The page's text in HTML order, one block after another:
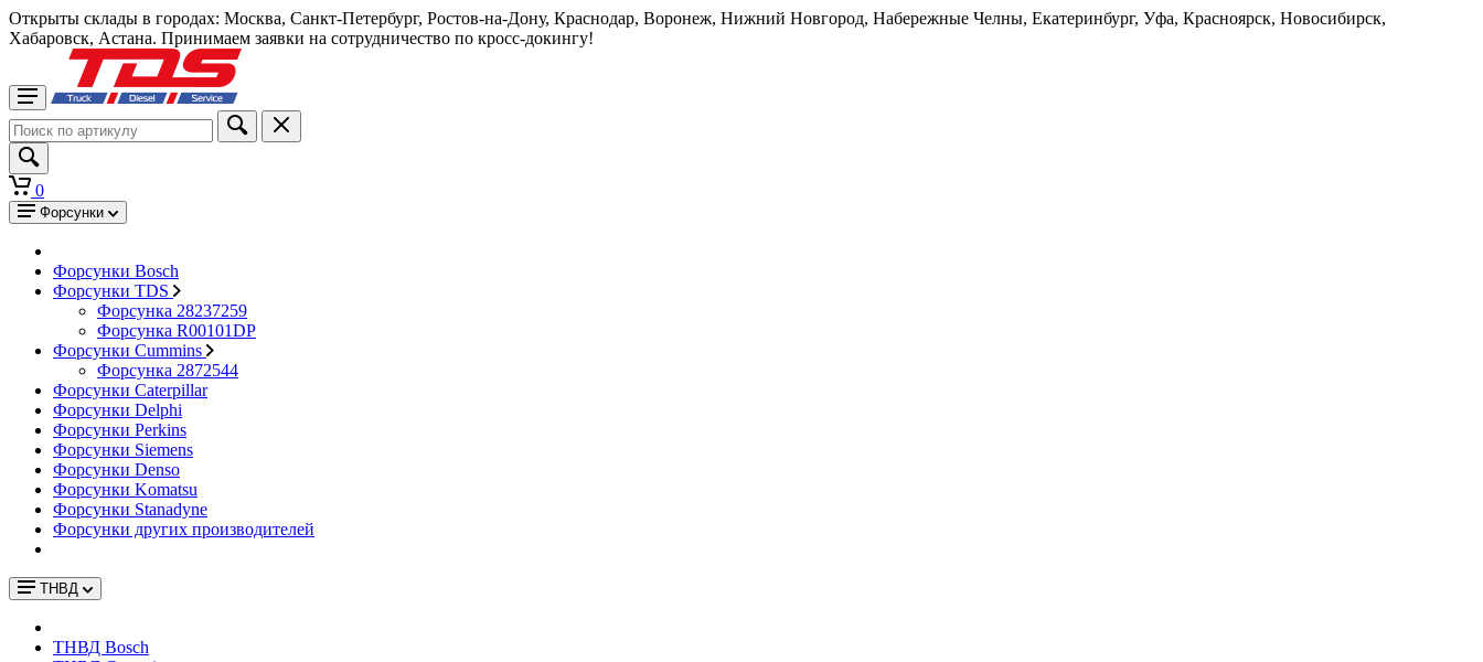
Открыты склады в городах: Москва, Санкт-Петербург, Ростов-на-Дону, Краснодар, Воронеж, Нижний Новгород, Набережные Челны, Екатеринбург, Уфа, Красноярск, Новосибирск,
Хабаровск, Астана. Принимаем заявки на сотрудничество по кросс-докингу!
0
Форсунки
Форсунки Bosch
Форсунки TDS
Форсунка 28237259
Форсунка R00101DP
Форсунки Cummins
Форсунка 2872544
Форсунки Caterpillar
Форсунки Delphi
Форсунки Perkins
Форсунки Siemens
Форсунки Denso
Форсунки Komatsu
Форсунки Stanadyne
Форсунки других производителей
ТНВД
ТНВД Bosch